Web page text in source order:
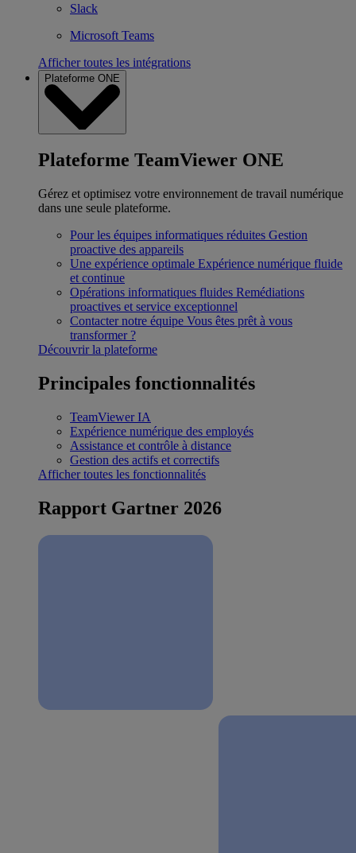
Slack
Microsoft Teams
Afficher toutes les intégrations
Plateforme ONE
Plateforme TeamViewer ONE
Gérez et optimisez votre environnement de travail numérique
dans une seule plateforme.
Pour les équipes informatiques réduites Gestion
proactive des appareils
Une expérience optimale Expérience numérique fluide
et continue
Opérations informatiques fluides Remédiations
proactives et service exceptionnel
Contacter notre équipe Vous êtes prêt à vous
transformer ?
Découvrir la plateforme
Principales fonctionnalités
TeamViewer IA
Expérience numérique des employés
Assistance et contrôle à distance
Gestion des actifs et correctifs
Afficher toutes les fonctionnalités
Rapport Gartner 2026